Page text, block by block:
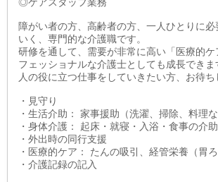
障がい者の方、高齢者の方、一人ひとりに必
いく、専門的な介護職です。
研修を通して、需要が非常に高い「医療的ケ
フェッショナルな介護士としても成長できま
人の役に立つ仕事をしていきたい方、お待ち
・見守り
・生活介助： 家事援助（洗濯、掃除、料理な
・身体介護： 起床・就寝・入浴・食事の介
・外出時の同行支援
・医療的ケア： たんの吸引、経管栄養（胃ろ
・介護記録の記入